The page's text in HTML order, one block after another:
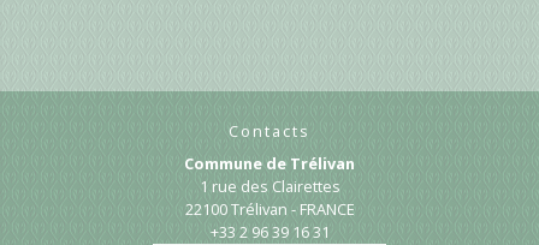
Contacts
Commune de Trélivan
1 rue des Clairettes
22100 Trélivan - FRANCE
+33 2 96 39 16 31